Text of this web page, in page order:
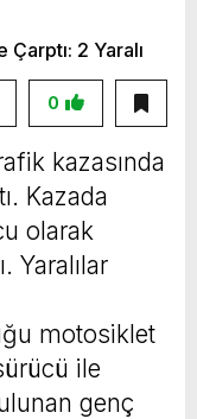
ettik.
bir
0
kazasında
Kazada
olarak
Yaralılar
motosiklet
ile
genç